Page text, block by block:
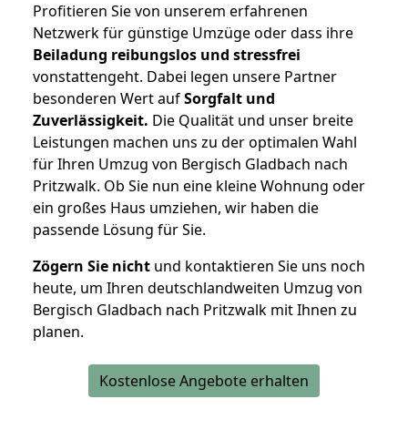
Profitieren Sie von unserem erfahrenen
Netzwerk für günstige Umzüge oder dass ihre
Beiladung reibungslos und stressfrei
vonstattengeht. Dabei legen unsere Partner
besonderen Wert aufSorgfalt und
Zuverlässigkeit. Die Qualität und unser breite
Leistungen machen uns zu der optimalen Wahl
für Ihren Umzug von Bergisch Gladbach nach
Pritzwalk. Ob Sie nun eine kleine Wohnung oder
ein großes Haus umziehen, wir haben die
passende Lösung für Sie.
Zögern Sie nicht und kontaktieren Sie uns noch
heute, um Ihren deutschlandweiten Umzug von
Bergisch Gladbach nach Pritzwalk mit Ihnen zu
planen.
Kostenlose Angebote erhalten